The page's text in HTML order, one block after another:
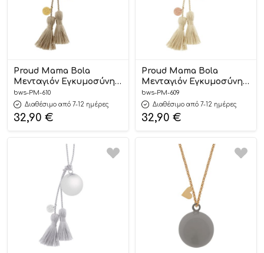
Proud Mama Bola
Μενταγιόν Εγκυμοσύνης
Anais Gold
bws-PM-610
Διαθέσιμο από 7-12 ημέρες
32,90 €
Proud Mama Bola
Μενταγιόν Εγκυμοσύνης
Anais Pink
bws-PM-609
Διαθέσιμο από 7-12 ημέρες
32,90 €